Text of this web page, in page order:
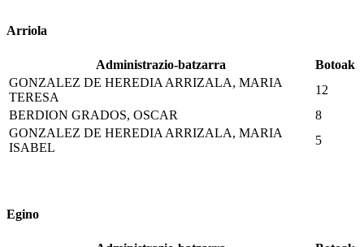
Arriola
Administrazio-batzarra
Botoak
GONZALEZ DE HEREDIA ARRIZALA, MARIA
TERESA
12
BERDION GRADOS, OSCAR
8
GONZALEZ DE HEREDIA ARRIZALA, MARIA
ISABEL
5
Egino